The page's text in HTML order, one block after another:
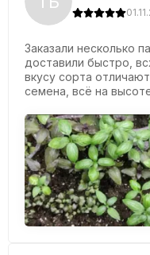
Заказали несколько
доставили быстро,
вкусу сорта
семена, всё на